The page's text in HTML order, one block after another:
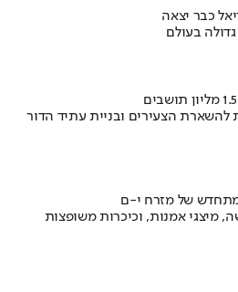
כבר יצאה
בעולם
להשארת הצעירים ובניית עתיד הדור
של מזרח י-ם
מיצגי אמנות, וכיכרות משופצות